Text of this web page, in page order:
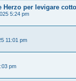
per levigare cotto
5:24 pm
11:01 pm
pm